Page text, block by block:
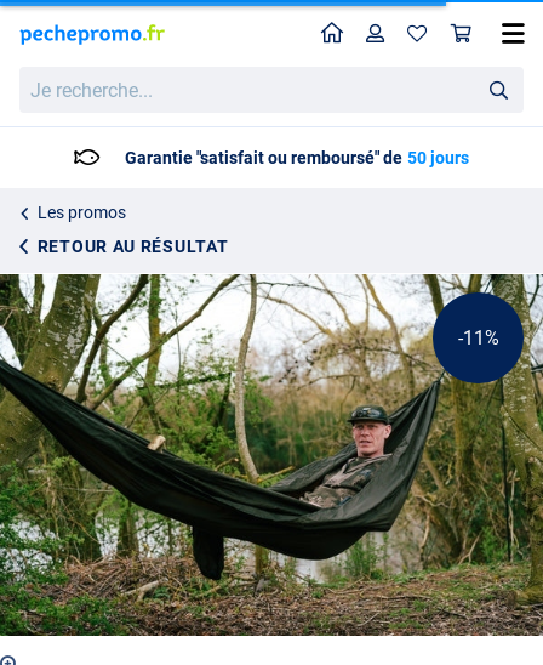
recherche...
HomeProfil
Garantie "satisfait ou remboursé" de 50 jours
Les promos
RETOUR AU RÉSULTAT
Hamac Nash Bank Life
-11%